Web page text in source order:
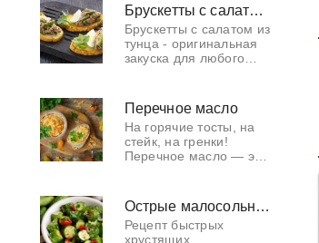
Брускетты с салатом из тунца
Брускетты с салатом из
тунца - оригинальная
закуска для любого
Перечное масло
На горячие тосты, на
стейк, на гренки!
Перечное масло — это
особенностей.
Вариации бесконечны!
Изюминка этой идеи —
Острые малосольные огурчики в пакете
Рецепт быстрых
хрустящих